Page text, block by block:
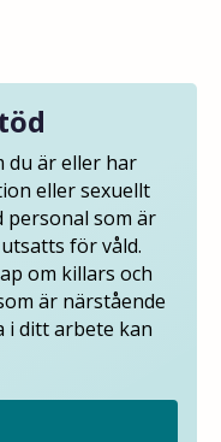
du är eller har
eller sexuellt
personal som är
för våld.
om killars och
är närstående
i ditt arbete kan